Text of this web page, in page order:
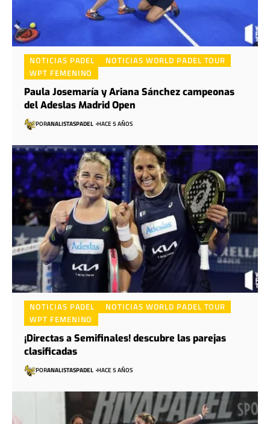
NOTICIAS PADEL
NOTICIAS WORLD PADEL TOUR
WPT FEMENINO
Paula Josemaría y Ariana Sánchez campeonas
del Adeslas Madrid Open
PORANALISTASPADEL HACE 5 AÑOS
NOTICIAS PADEL
NOTICIAS WORLD PADEL TOUR
WPT FEMENINO
¡Directas a Semifinales! descubre las parejas
clasificadas
PORANALISTASPADEL HACE 5 AÑOS